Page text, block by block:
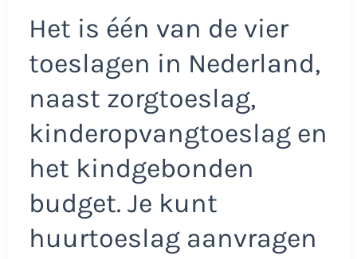
Het is één van de vier
toeslagen in Nederland,
naast zorgtoeslag,
kinderopvangtoeslag en
het kindgebonden
budget. Je kunt
huurtoeslag aanvragen